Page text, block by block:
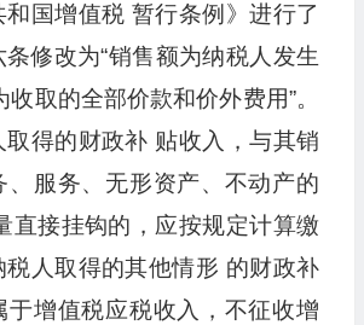
和国增值税 暂行条例》进行了
修改为“销售额为纳税人发生
取的全部价款和价外费用”。
取得的财政补 贴收入，与其销
、服务、无形资产、不动产的
直接挂钩的，应按规定计算缴
税人取得的其他情形 的财政补
于增值税应税收入，不征收增